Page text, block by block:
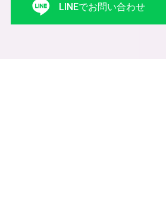
LINEでお問い合わせ